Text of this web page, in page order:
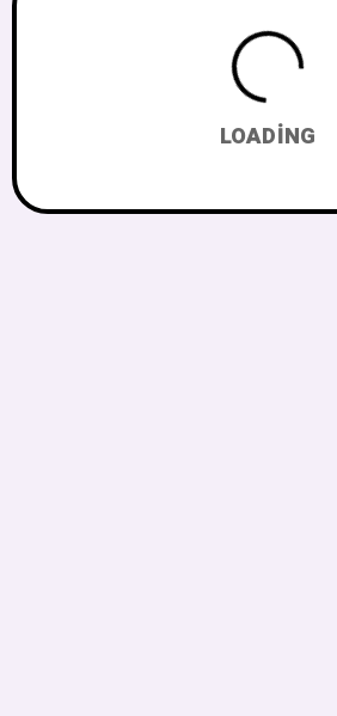
LOADING